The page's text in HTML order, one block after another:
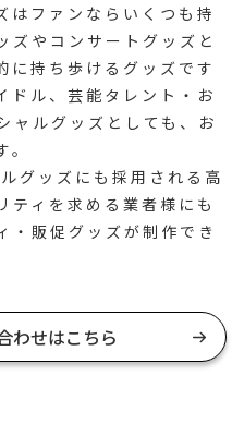
はファンならいくつも持
ズやコンサートグッズと
に持ち歩けるグッズです
ドル、芸能タレント・お
ャルグッズとしても、お
グッズにも採用される高
ティを求める業者様にも
・販促グッズが制作でき
わせはこちら